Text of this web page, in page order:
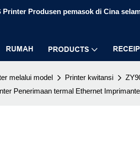
Produsen pemasok di Cina
RUMAH PRODUCTS
melalui model Printer kwitansi
Penerimaan termal Ethernet